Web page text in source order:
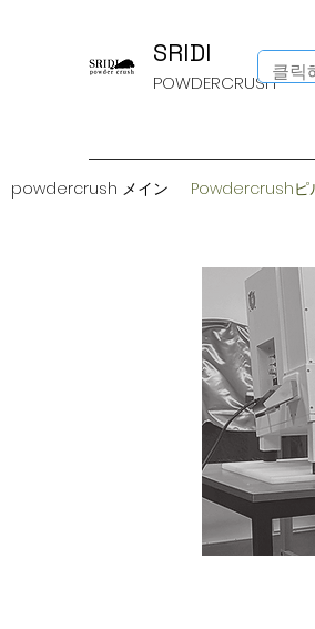
SRIDI
POWDERCRUSH
powdercrush メイン Powdercrushピ